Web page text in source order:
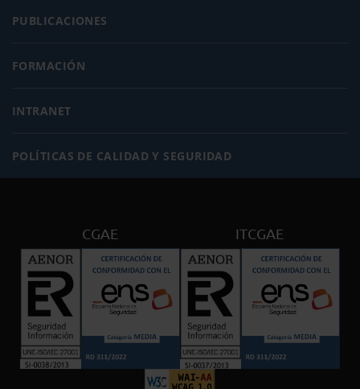
PUBLICACIONES
FORMACIÓN
INTRANET
POLÍTICAS DE CALIDAD Y SEGURIDAD
CGAE ITCGAE